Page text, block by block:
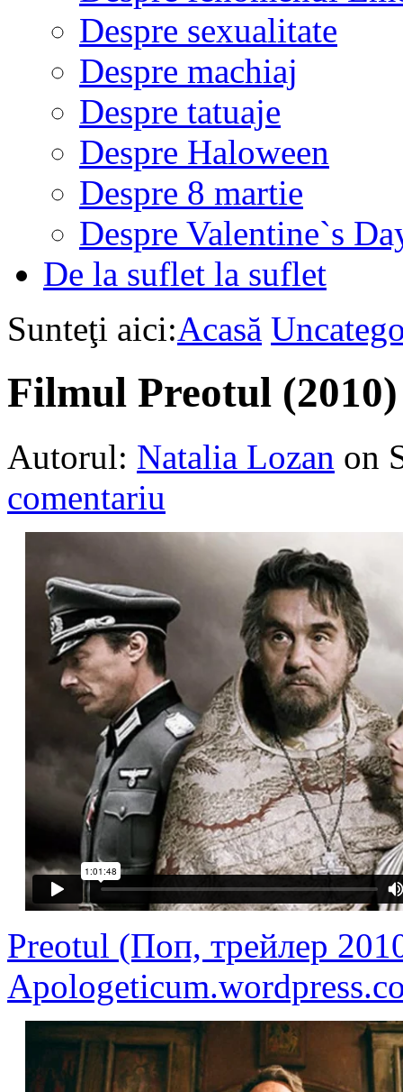
Despre sexualitate
Despre machiaj
Despre tatuaje
Despre Haloween
Despre 8 martie
Despre Valentine`s
De la suflet la suflet
Sunteţi aici:Acasă
Filmul Preotul (2010)
Autorul: Natalia Lozan on
comentariu
Preotul (Поп, трейлер